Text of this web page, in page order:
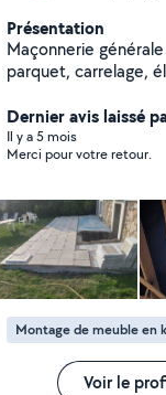
Présentation
Maçonnerie
parquet, carrelage,
Dernier avis laissé
Il y a 5 mois
Merci pour votre retour.
Montage de meuble en
Voir le